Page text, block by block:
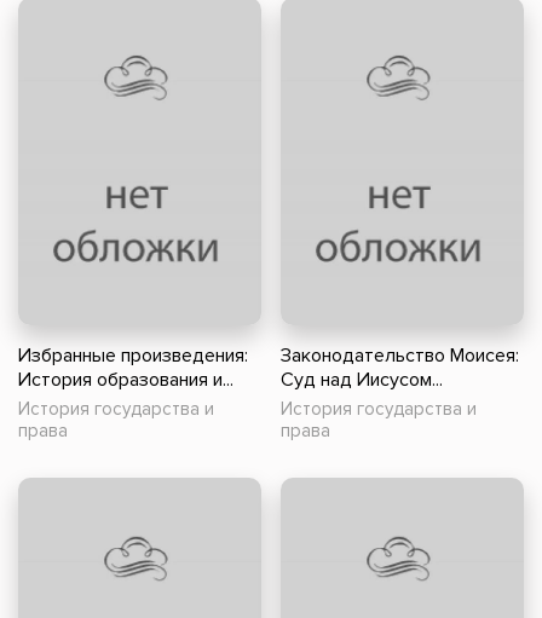
Избранные произведения:
История образования и...
История государства и
права
Законодательство Моисея:
Суд над Иисусом...
История государства и
права